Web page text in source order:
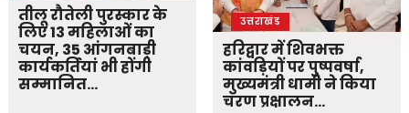
तीलू रौतेली पुरस्कार के
लिए 13 महिलाओं का
चयन, 35 आंगनबाड़ी
कार्यकर्तियां भी होंगी
सम्मानित…
उत्तराखंड
हरिद्वार में शिवभक्त
कांवड़ियों पर पुष्पवर्षा,
मुख्यमंत्री धामी ने किया
चरण प्रक्षालन…